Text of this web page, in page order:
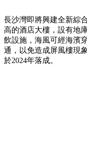
長沙灣即將興建全新綜
高的酒店大樓，設有地
飲設施，海風可經海濱
通，以免造成屏風樓現
於2024年落成。